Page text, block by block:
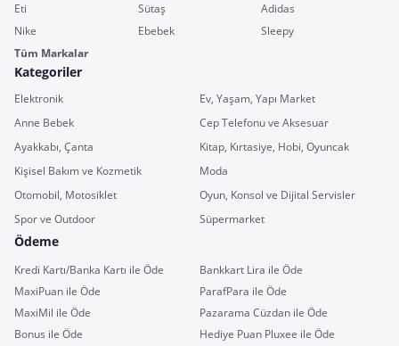
Eti
Sütaş
Adidas
Nike
Ebebek
Sleepy
Tüm Markalar
Kategoriler
Elektronik
Ev, Yaşam, Yapı Market
Anne Bebek
Cep Telefonu ve Aksesuar
Ayakkabı, Çanta
Kitap, Kırtasiye, Hobi, Oyuncak
Kişisel Bakım ve Kozmetik
Moda
Otomobil, Motosiklet
Oyun, Konsol ve Dijital Servisler
Spor ve Outdoor
Süpermarket
Ödeme
Kredi Kartı/Banka Kartı ile Öde
Bankkart Lira ile Öde
MaxiPuan ile Öde
ParafPara ile Öde
MaxiMil ile Öde
Pazarama Cüzdan ile Öde
Bonus ile Öde
Hediye Puan Pluxee ile Öde